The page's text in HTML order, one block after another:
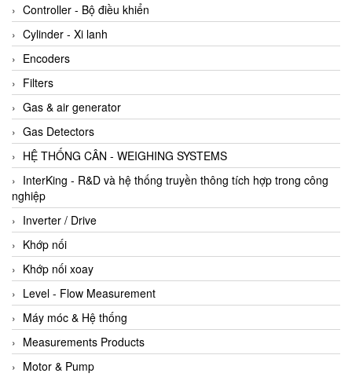
Controller - Bộ điều khiển
Cylinder - Xi lanh
Encoders
Filters
Gas & air generator
Gas Detectors
HỆ THỐNG CÂN - WEIGHING SYSTEMS
InterKing - R&D và hệ thống truyền thông tích hợp trong công
nghiệp
Inverter / Drive
Khớp nối
Khớp nối xoay
Level - Flow Measurement
Máy móc & Hệ thống
Measurements Products
Motor & Pump